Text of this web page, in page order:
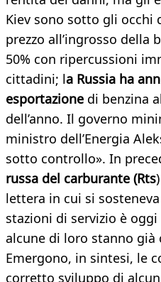
Kiev sono sotto gli occhi
prezzo all’ingrosso della
50% con ripercussioni
cittadini; la Russia ha
esportazione di benzina
dell’anno. Il governo
ministro dell’Energia
sotto controllo». In
russa del carburante (Rts
lettera in cui si
stazioni di servizio è
alcune di loro stanno già
Emergono, in sintesi, le
corretto sviluppo di